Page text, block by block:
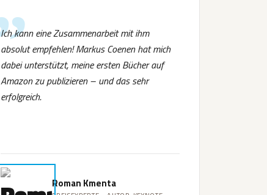
Ich kann eine Zusammenarbeit mit ihm
absolut empfehlen! Markus Coenen hat mich
dabei unterstützt, meine ersten Bücher auf
Amazon zu publizieren – und das sehr
erfolgreich.
Roman Kmenta